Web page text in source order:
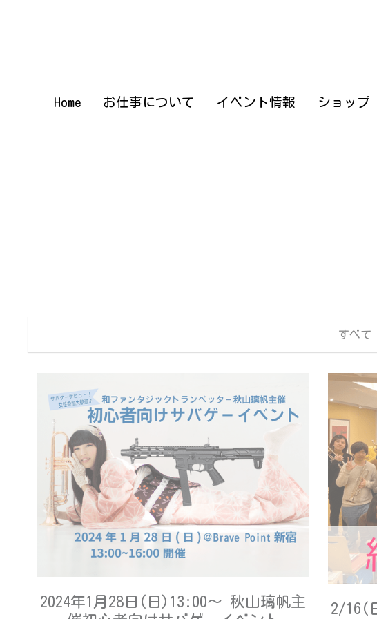
Home お仕事について イベント情報 ショップ
Home お仕事について イベント情報 ショップ
すべて
2024年1月28日(日)13:00～ 秋山璃帆主
2/16(